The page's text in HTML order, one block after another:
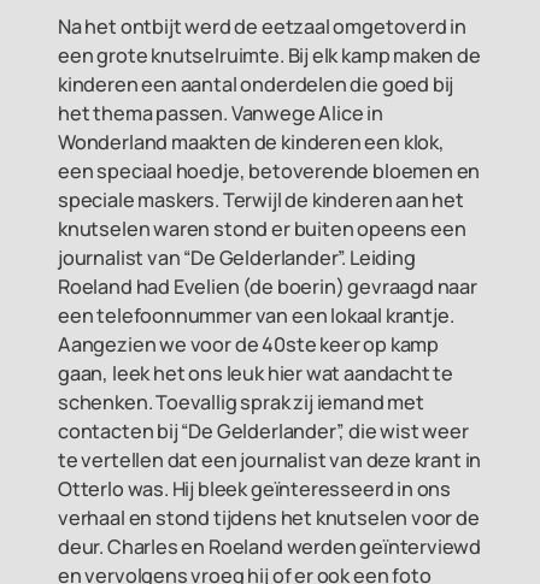
Na het ontbijt werd de eetzaal omgetoverd in
een grote knutselruimte. Bij elk kamp maken de
kinderen een aantal onderdelen die goed bij
het thema passen. Vanwege Alice in
Wonderland maakten de kinderen een klok,
een speciaal hoedje, betoverende bloemen en
speciale maskers. Terwijl de kinderen aan het
knutselen waren stond er buiten opeens een
journalist van “De Gelderlander”. Leiding
Roeland had Evelien (de boerin) gevraagd naar
een telefoonnummer van een lokaal krantje.
Aangezien we voor de 40ste keer op kamp
gaan, leek het ons leuk hier wat aandacht te
schenken. Toevallig sprak zij iemand met
contacten bij “De Gelderlander”, die wist weer
te vertellen dat een journalist van deze krant in
Otterlo was. Hij bleek geïnteresseerd in ons
verhaal en stond tijdens het knutselen voor de
deur. Charles en Roeland werden geïnterviewd
en vervolgens vroeg hij of er ook een foto